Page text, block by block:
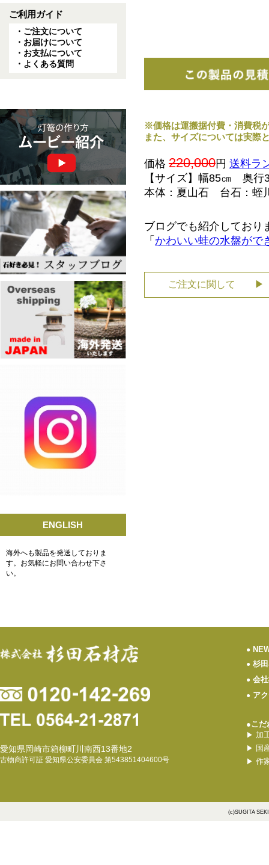
ご利用ガイド
・ご注文について
・お届けについて
・お支払について
・よくある質問
ENGLISH
海外へも製品を発送しておりま
す。お気軽にお問い合わせ下さ
い。
※価格は運搬据付費・消費税
また、サイズについては実際
価格 220,000円 送料ラ
【サイズ】幅85㎝ 奥
本体：夏山石 台石：蛭
ブログでも紹介しており
「 かわいい蛙の水盤がで
ご注文に関して ▶
愛知県岡崎市箱柳町川南西13番地2
古物商許可証 愛知県公安委員会 第543851404600号
●
● 杉
● 会
● ア
●こだ
▶ 加
▶ 国
▶ 作
(c)SUGITA